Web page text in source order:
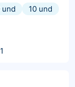
und
10 und